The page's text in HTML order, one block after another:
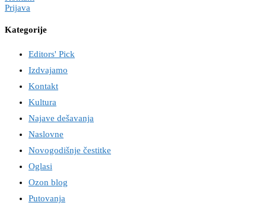
Prijava
Kategorije
Editors' Pick
Izdvajamo
Kontakt
Kultura
Najave dešavanja
Naslovne
Novogodišnje čestitke
Oglasi
Ozon blog
Putovanja